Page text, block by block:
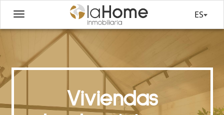
ES
Viviendas